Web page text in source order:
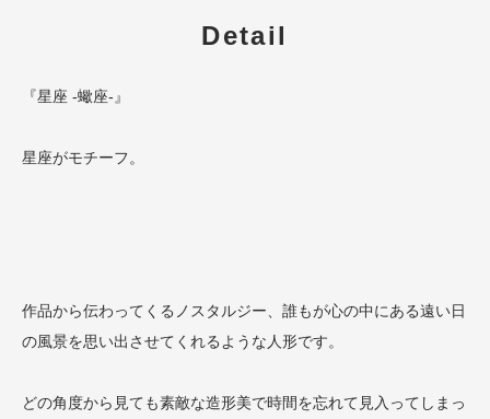
Detail
『星座 -蠍座-』
星座がモチーフ。
作品から伝わってくるノスタルジー、誰もが心の中にある遠い日
の風景を思い出させてくれるような人形です。
どの角度から見ても素敵な造形美で時間を忘れて見入ってしまっ